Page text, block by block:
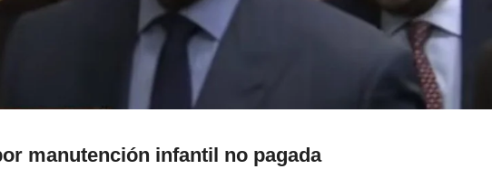
manutención infantil no pagada